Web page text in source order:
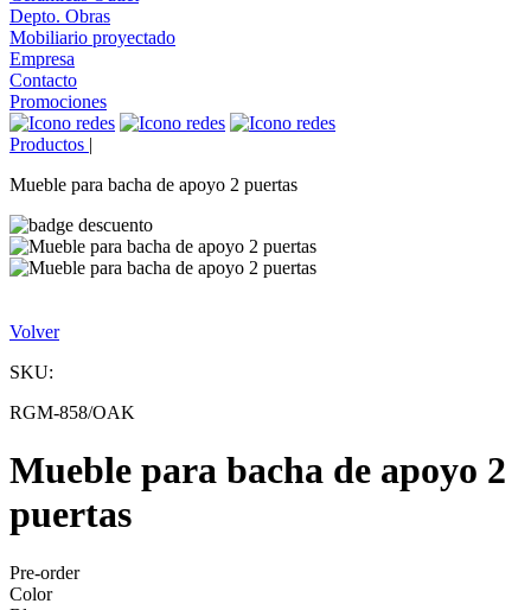
Depto. Obras
Mobiliario proyectado
Empresa
Contacto
Promociones
Productos |
Mueble para bacha de apoyo 2 puertas
Volver
SKU:
RGM-858/OAK
Mueble para bacha de apoyo 2
puertas
Pre-order
Color